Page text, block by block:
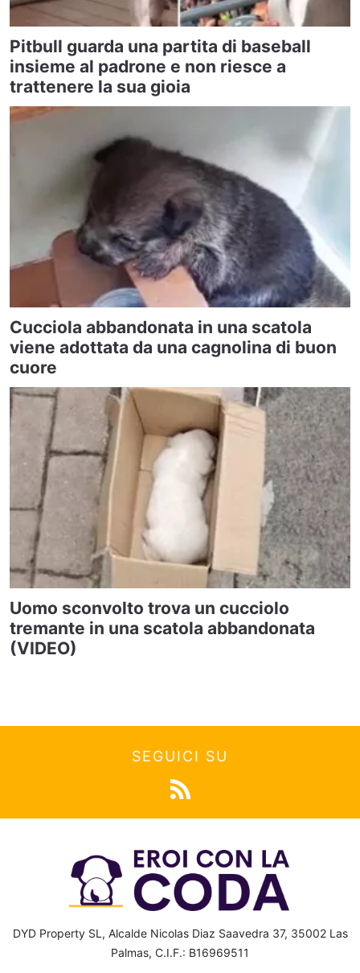
Pitbull guarda una partita di baseball
insieme al padrone e non riesce a
trattenere la sua gioia
Cucciola abbandonata in una scatola
viene adottata da una cagnolina di buon
cuore
Uomo sconvolto trova un cucciolo
tremante in una scatola abbandonata
(VIDEO)
SEGUICI SU
DYD Property SL, Alcalde Nicolas Diaz Saavedra 37, 35002 Las
Palmas, C.I.F.: B16969511